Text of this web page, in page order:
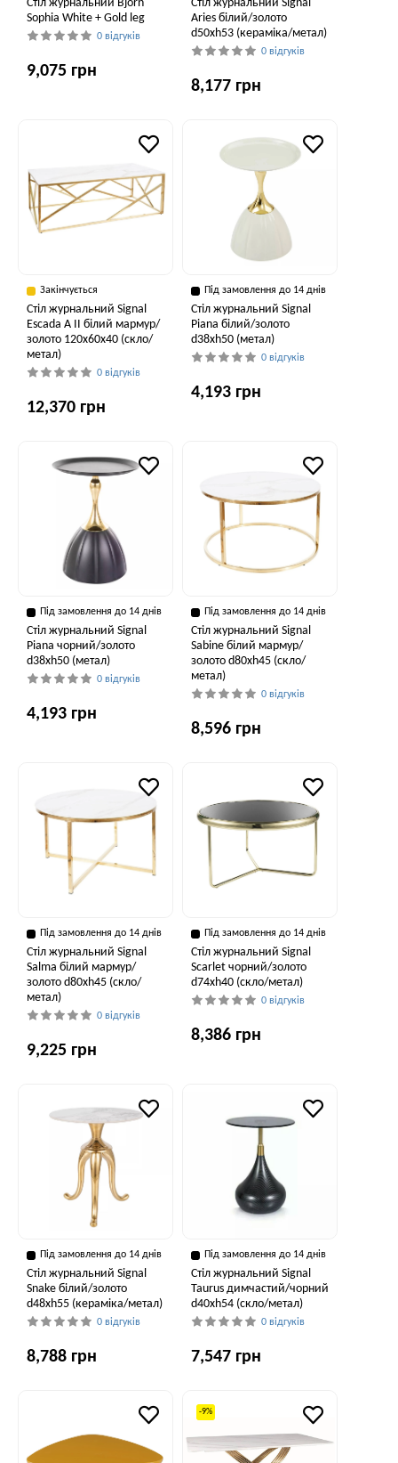
Стіл журнальний Bjorn
Sophia White + Gold leg
0 відгуків
9,075 грн
Стіл журнальний Signal
Aries білий/золото
d50хh53 (кераміка/метал)
0 відгуків
8,177 грн
Закінчується
Стіл журнальний Signal
Escada A II білий мармур/
золото 120х60х40 (скло/
метал)
0 відгуків
12,370 грн
Під замовлення до 14 днів
Стіл журнальний Signal
Piana білий/золото
d38хh50 (метал)
0 відгуків
4,193 грн
Під замовлення до 14 днів
Стіл журнальний Signal
Piana чорний/золото
d38хh50 (метал)
0 відгуків
4,193 грн
Під замовлення до 14 днів
Стіл журнальний Signal
Sabine білий мармур/
золото d80хh45 (скло/
метал)
0 відгуків
8,596 грн
Під замовлення до 14 днів
Стіл журнальний Signal
Salma білий мармур/
золото d80хh45 (скло/
метал)
0 відгуків
9,225 грн
Під замовлення до 14 днів
Стіл журнальний Signal
Scarlet чорний/золото
d74хh40 (скло/метал)
0 відгуків
8,386 грн
Під замовлення до 14 днів
Стіл журнальний Signal
Snake білий/золото
d48хh55 (кераміка/метал)
0 відгуків
8,788 грн
Під замовлення до 14 днів
Стіл журнальний Signal
Taurus димчастий/чорний
d40хh54 (скло/метал)
0 відгуків
7,547 грн
-9%